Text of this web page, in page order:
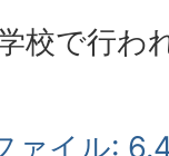
校で行わ
ァイル: